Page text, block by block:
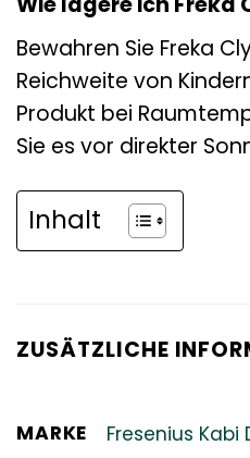
Bewahren Sie Freka
Reichweite von
Produkt bei
Sie es vor direkter
Inhalt
ZUSÄTZLICHE
MARKE Fresenius